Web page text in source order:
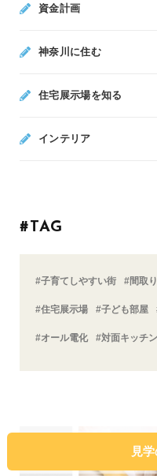
資金計画
神奈川に住む
住宅展示場を知る
インテリア
#TAG
#子育てしやすい街 #間取り
#住宅展示場 #子ども部屋
#オール電化 #対面キッチン
見